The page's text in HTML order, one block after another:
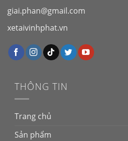
giai.phan@gmail.com
xetaivinhphat.vn
THÔNG TIN
Trang chủ
Sản phẩm